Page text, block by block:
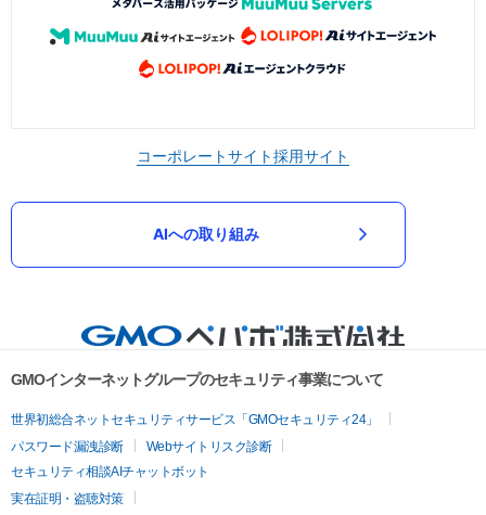
コーポレートサイト採用サイト
AIへの取り組み
GMOインターネットグループのセキュリティ事業について
世界初総合ネットセキュリティサービス「GMOセキュリティ24」
パスワード漏洩診断
Webサイトリスク診断
セキュリティ相談AIチャットボット
実在証明・盗聴対策